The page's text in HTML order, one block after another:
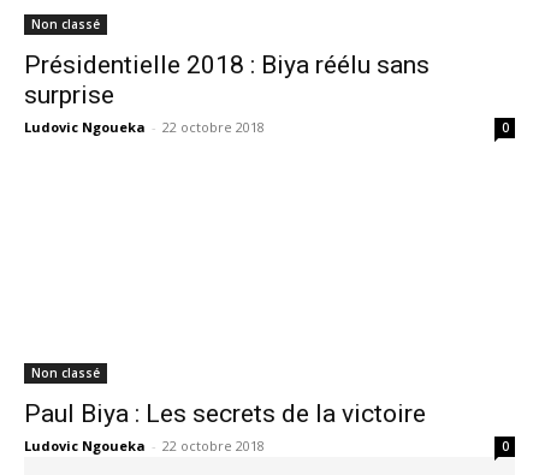
Non classé
Présidentielle 2018 : Biya réélu sans
surprise
Ludovic Ngoueka - 22 octobre 2018 0
Non classé
Paul Biya : Les secrets de la victoire
Ludovic Ngoueka - 22 octobre 2018 0